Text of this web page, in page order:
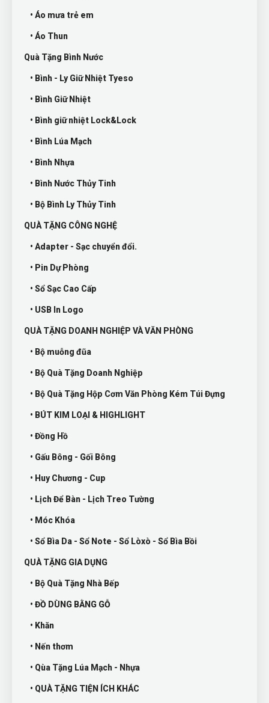
• Áo mưa trẻ em
• Áo Thun
Quà Tặng Bình Nước
• Bình - Ly Giữ Nhiệt Tyeso
• Bình Giữ Nhiệt
• Bình giữ nhiệt Lock&Lock
• Bình Lúa Mạch
• Bình Nhựa
• Bình Nước Thủy Tinh
• Bộ Bình Ly Thủy Tinh
QUÀ TẶNG CÔNG NGHỆ
• Adapter - Sạc chuyển đổi.
• Pin Dự Phòng
• Sổ Sạc Cao Cấp
• USB In Logo
QUÀ TẶNG DOANH NGHIỆP VÀ VĂN PHÒNG
• Bộ muỗng đũa
• Bộ Quà Tặng Doanh Nghiệp
• Bộ Quà Tặng Hộp Cơm Văn Phòng Kém Túi Đựng
• BÚT KIM LOẠI & HIGHLIGHT
• Đồng Hồ
• Gấu Bông - Gối Bông
• Huy Chương - Cup
• Lịch Để Bàn - Lịch Treo Tường
• Móc Khóa
• Sổ Bìa Da - Sổ Note - Sổ Lòxò - Sổ Bìa Bồi
QUÀ TẶNG GIA DỤNG
• Bộ Quà Tặng Nhà Bếp
• ĐỒ DÙNG BẰNG GỖ
• Khăn
• Nến thơm
• Qùa Tặng Lúa Mạch - Nhựa
• QUÀ TẶNG TIỆN ÍCH KHÁC